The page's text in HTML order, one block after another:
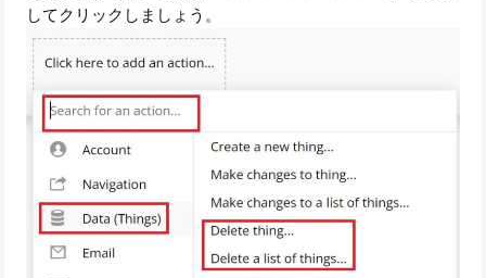
してクリックしましょう。